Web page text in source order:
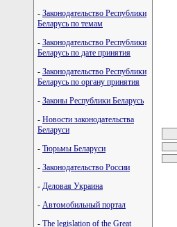
- Законодательство Республики
Беларусь по темам
- Законодательство Республики
Беларусь по дате принятия
- Законодательство Республики
Беларусь по органу принятия
- Законы Республики Беларусь
- Новости законодательства
Беларуси
- Тюрьмы Беларуси
- Законодательство России
- Деловая Украина
- Автомобильный портал
- The legislation of the Great